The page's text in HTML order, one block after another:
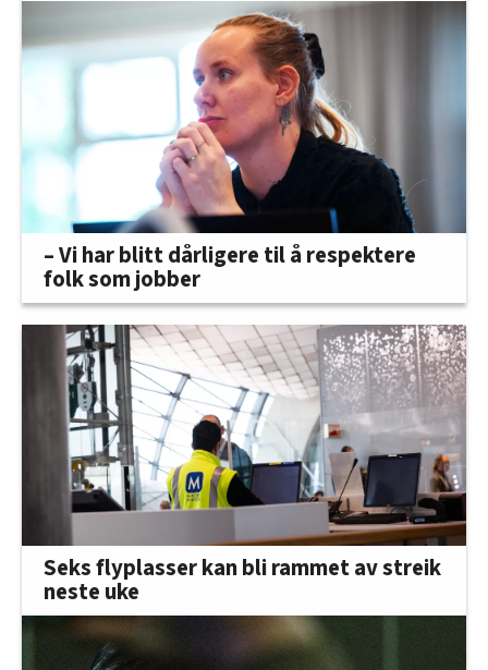
– Vi har blitt dårligere til å respektere
folk som jobber
Seks flyplasser kan bli rammet av streik
neste uke